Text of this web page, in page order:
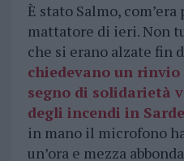
È stato Salmo,
mattatore di ieri. Non
che si erano alzate fin
chiedevano un
segno di solidarietà
degli incendi in
in mano il microfono
un’ora e mezza